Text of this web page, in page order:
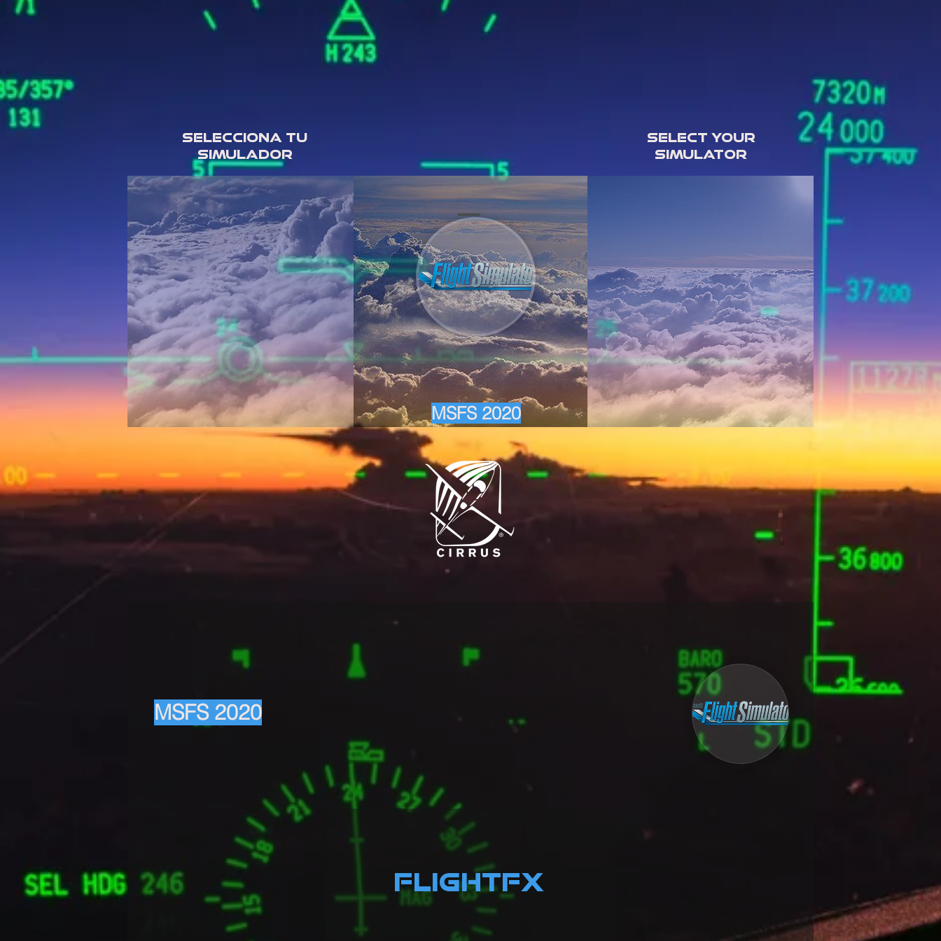
SELECCIONA TU
SIMULADOR
SELECT YOUR
SIMULATOR
MSFS 2020
MSFS 2020
FLIGHTFX